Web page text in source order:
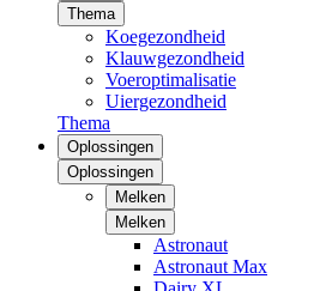
Thema
Koegezondheid
Klauwgezondheid
Voeroptimalisatie
Uiergezondheid
Thema
Oplossingen
Oplossingen
Melken
Melken
Astronaut
Astronaut Max